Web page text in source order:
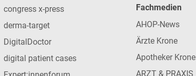
congress x-press
derma-target
DigitalDoctor
digital patient cases
Fachmedien
AHOP-News
Ärzte Krone
Apotheker Krone
ARZT & PRAXIS